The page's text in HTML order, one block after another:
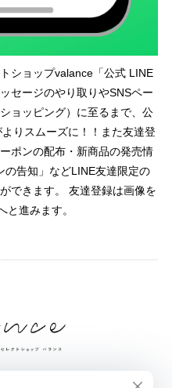
ショップvalance「公式 LINE
セージのやり取りやSNSペー
ョッピング）に至るまで、公
りスムーズに！！また友達登
ポンの配布・新商品の発売情
の告知」などLINE友達限定の
できます。 友達登録は画像を
と進みます。
ップ｜ファッション通販サイト